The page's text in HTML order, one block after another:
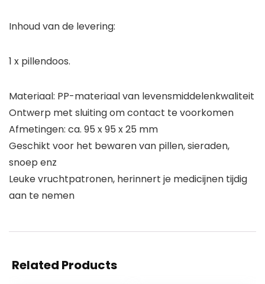
Inhoud van de levering:
1 x pillendoos.
Materiaal: PP-materiaal van levensmiddelenkwaliteit
Ontwerp met sluiting om contact te voorkomen
Afmetingen: ca. 95 x 95 x 25 mm
Geschikt voor het bewaren van pillen, sieraden,
snoep enz
Leuke vruchtpatronen, herinnert je medicijnen tijdig
aan te nemen
Related Products